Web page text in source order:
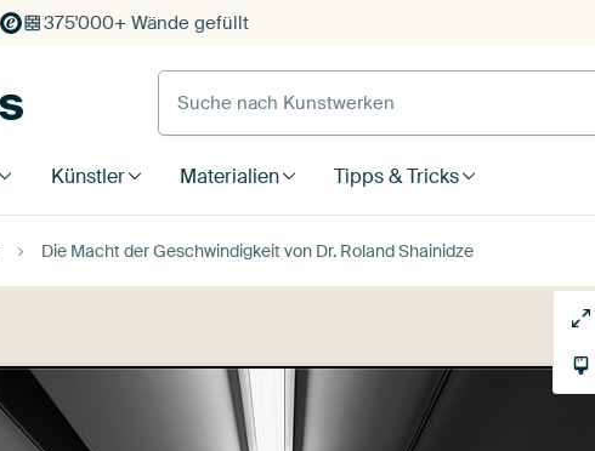
375'000+ Wände gefüllt
Suche nach Kunstwerken
Künstler Materialien Tipps & Tricks
Die Macht der Geschwindigkeit von Dr. Roland Shainidze